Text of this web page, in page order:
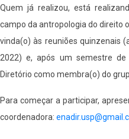
Quem já realizou, está
campo da antropologia do direito
vinda(o) às reuniões quinzenais
2022) e, após um semestre
Diretório como membra(o) do
Para começar a participar,
coordenadora: